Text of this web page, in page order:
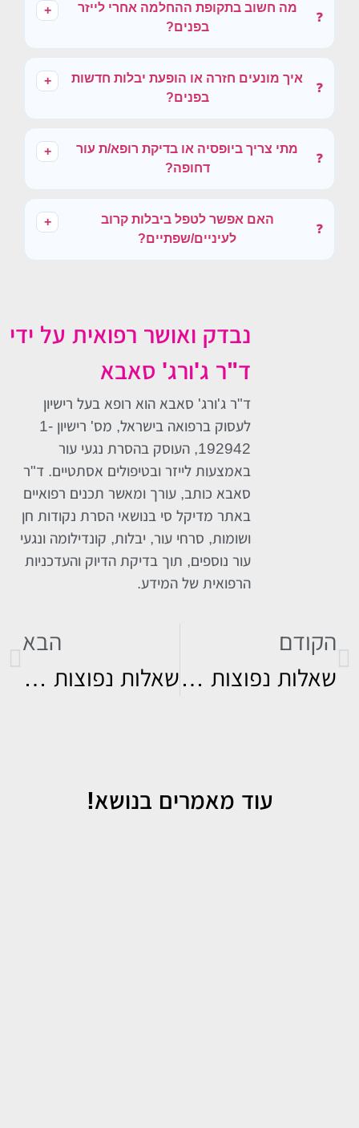
❓
מה חשוב בתקופת ההחלמה אחרי לייזר
בפנים?
+
❓
איך מונעים חזרה או הופעת יבלות חדשות
בפנים?
+
❓
מתי צריך ביופסיה או בדיקת רופא/ת עור
דחופה?
+
❓
האם אפשר לטפל ביבלות קרוב
לעיניים/שפתיים?
+
נבדק ואושר רפואית על ידי
ד"ר ג'ורג' סאבא
ד"ר ג'ורג' סאבא הוא רופא בעל רישיון
לעסוק ברפואה בישראל, מס' רישיון 1-
192942, העוסק בהסרת נגעי עור
באמצעות לייזר ובטיפולים אסתטיים. ד"ר
סאבא כותב, עורך ומאשר תכנים רפואיים
באתר מדיקל סי בנושאי הסרת נקודות חן
ושומות, סרחי עור, יבלות, קונדילומה ונגעי
עור נוספים, תוך בדיקת הדיוק והעדכניות
הרפואית של המידע.
הקודם
שאלות נפוצות בנושא יבלות בידיים – טיפול, מניעה והסרה בלייזר
הבא
שאלות נפוצות בנושא הסרת יבלות ברגליים – טיפול, מניעה והבדלים בין סוגי יבלות
עוד מאמרים בנושא!